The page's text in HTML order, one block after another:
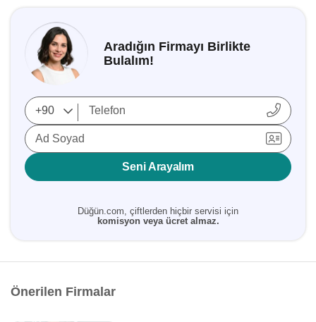
Aradığın Firmayı Birlikte
Bulalım!
Ad Soyad
Seni Arayalım
Düğün.com, çiftlerden hiçbir servisi için
komisyon veya ücret almaz.
Önerilen Firmalar